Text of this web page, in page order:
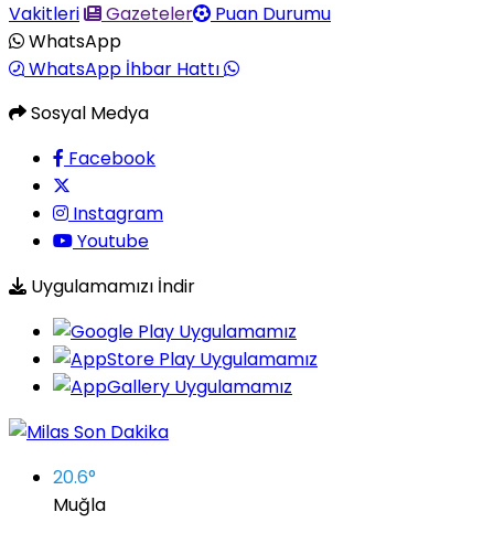
Vakitleri
Gazeteler
Puan Durumu
WhatsApp
WhatsApp İhbar Hattı
Sosyal Medya
Facebook
Instagram
Youtube
Uygulamamızı İndir
20.6°
Muğla